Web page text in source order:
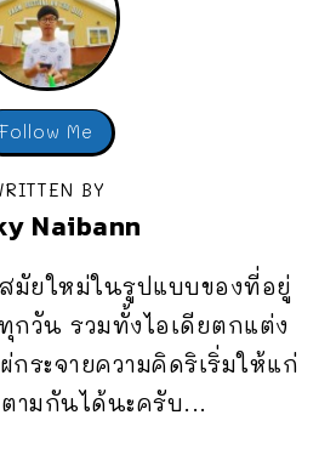
Follow Me
BY
Naibann
มัยใหม่ในรูปแบบของที่อยู่
กวัน รวมทั้งไอเดียตกแต่ง
ระจายความคิดริเริ่มให้แก่
ามกันได้นะครับ...